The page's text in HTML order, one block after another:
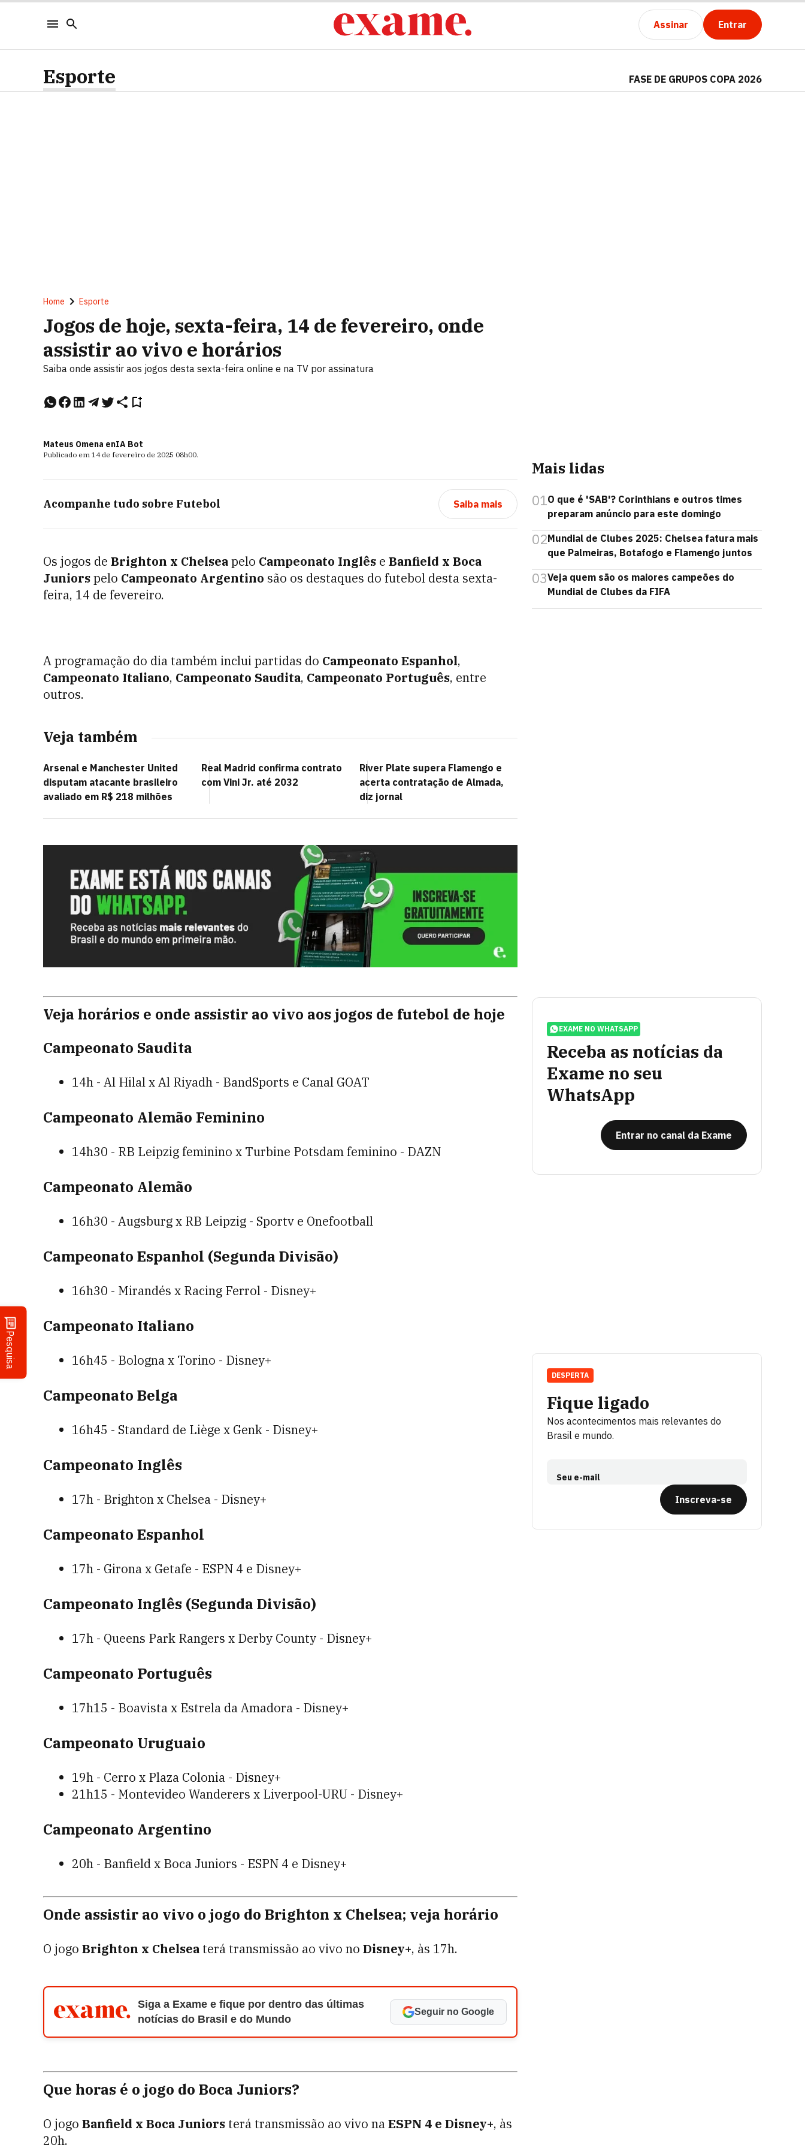
Assinar Entrar
Pesquisa
Esporte FASE DE GRUPOS COPA 2026
Home Esporte
Jogos de hoje, sexta-feira, 14 de fevereiro, onde
assistir ao vivo e horários
Saiba onde assistir aos jogos desta sexta-feira online e na TV por assinatura
Mateus Omena enIA Bot
Publicado em 14 de fevereiro de 2025 08h00.
Acompanhe tudo sobre Futebol Saiba mais
Os jogos de Brighton x Chelseapelo Campeonato Inglês e Banfield x Boca
Juniorspelo Campeonato Argentino são os destaques do futebol desta sexta-
feira, 14 de fevereiro.
A programação do dia também inclui partidas do Campeonato Espanhol,
Campeonato Italiano, Campeonato Saudita, Campeonato Português, entre
outros.
Veja também
Arsenal e Manchester United
disputam atacante brasileiro
avaliado em R$ 218 milhões
Real Madrid confirma contrato
com Vini Jr. até 2032
River Plate supera Flamengo e
acerta contratação de Almada,
diz jornal
Veja horários e onde assistir ao vivo aos jogos de futebol de hoje
Campeonato Saudita
14h - Al Hilal x Al Riyadh - BandSports e Canal GOAT
Campeonato Alemão Feminino
14h30 - RB Leipzig feminino x Turbine Potsdam feminino - DAZN
Campeonato Alemão
16h30 - Augsburg x RB Leipzig - Sportv e Onefootball
Campeonato Espanhol (Segunda Divisão)
16h30 - Mirandés x Racing Ferrol - Disney+
Campeonato Italiano
16h45 - Bologna x Torino - Disney+
Campeonato Belga
16h45 - Standard de Liège x Genk - Disney+
Campeonato Inglês
17h - Brighton x Chelsea - Disney+
Campeonato Espanhol
17h - Girona x Getafe - ESPN 4 e Disney+
Campeonato Inglês (Segunda Divisão)
17h - Queens Park Rangers x Derby County - Disney+
Campeonato Português
17h15 - Boavista x Estrela da Amadora - Disney+
Campeonato Uruguaio
19h - Cerro x Plaza Colonia - Disney+
21h15 - Montevideo Wanderers x Liverpool-URU - Disney+
Campeonato Argentino
20h - Banfield x Boca Juniors - ESPN 4 e Disney+
Onde assistir ao vivo o jogo do Brighton x Chelsea; veja horário
O jogo Brighton x Chelsea terá transmissão ao vivo no Disney+, às 17h.
Siga a Exame e fique por dentro das últimas
notícias do Brasil e do Mundo
Seguir no Google
Que horas é o jogo do Boca Juniors?
O jogo Banfield x Boca Juniors terá transmissão ao vivo naESPN 4 e Disney+, às
20h.
Mais lidas
01O que é 'SAB'? Corinthians e outros times
preparam anúncio para este domingo
02Mundial de Clubes 2025: Chelsea fatura mais
que Palmeiras, Botafogo e Flamengo juntos
03Veja quem são os maiores campeões do
Mundial de Clubes da FIFA
EXAME NO WHATSAPP
Receba as notícias da
Exame no seu
WhatsApp
Entrar no canal da Exame
Fique ligado
Nos acontecimentos mais relevantes do
Brasil e mundo.
Seu e-mail
Inscreva-se
DESPERTA